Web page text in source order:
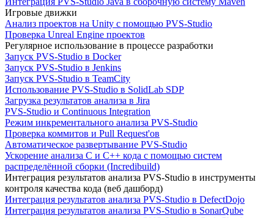
Игровые движки
Анализ проектов на Unity с помощью PVS-Studio
Проверка Unreal Engine проектов
Регулярное использование в процессе разработки
Запуск PVS-Studio в Docker
Запуск PVS-Studio в Jenkins
Запуск PVS-Studio в TeamCity
Использование PVS-Studio в SolidLab SDP
Загрузка результатов анализа в Jira
PVS-Studio и Continuous Integration
Режим инкрементального анализа PVS-Studio
Проверка коммитов и Pull Request'ов
Автоматическое развертывание PVS-Studio
Ускорение анализа C и C++ кода с помощью систем
распределённой сборки (Incredibuild)
Интеграция результатов анализа PVS-Studio в инструменты
контроля качества кода (веб дашборд)
Интеграция результатов анализа PVS-Studio в DefectDojo
Интеграция результатов анализа PVS-Studio в SonarQube